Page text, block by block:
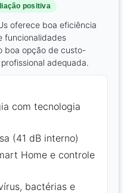
positiva
oferece boa eficiência
funcionalidades
boa opção de custo-
adequada.
com tecnologia
(41 dB interno)
Home e controle
bactérias e